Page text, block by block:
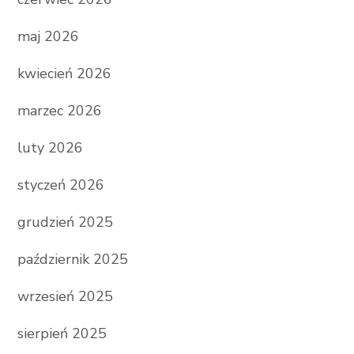
maj 2026
kwiecień 2026
marzec 2026
luty 2026
styczeń 2026
grudzień 2025
październik 2025
wrzesień 2025
sierpień 2025